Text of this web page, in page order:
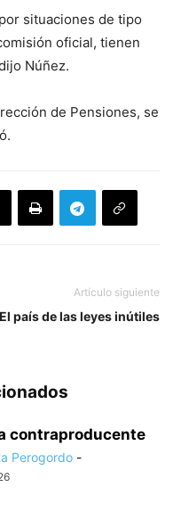
situaciones de tipo
oficial, tienen
Núñez.
de Pensiones, se
Artículo siguiente
El país de las leyes inútiles
contraproducente
Perogordo -